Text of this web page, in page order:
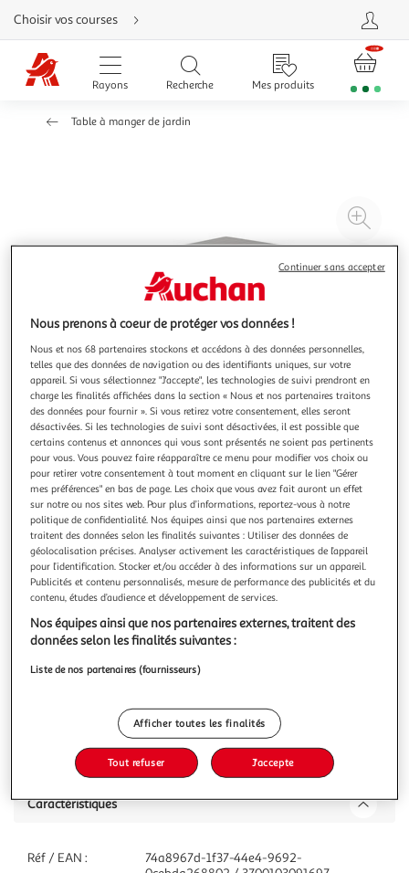
Aller
directement
au
contenu
Aller
directement
Aller
Choisir vos courses
Rayons Recherche Mes produits
Table à manger de jardin
à
PROLOISIRS
Table de jardin rectangulaire Lorita - graphite 110 x 71
x 70 cm
Les particularités du guéridon rectangulaire 110 x 70 cm
:Pratique : pliant, il se déplace et se range aisément.Châssis
acier, plateau aluminium.Idéal pour les petits extérieurs,
son utilisation au quotidien. Le piétement pliant du
guéridon
En savoir +
Vous voulez connaître le prix de ce produit ?
Afficher le prix
Description
Caractéristiques
Réf / EAN :
74a8967d-1f37-44e4-9692-
Nous prenons à coeur de protéger vos données !
Nous et nos 68 partenaires stockons et accédons à des données personnelles,
telles que des données de navigation ou des identifiants uniques, sur votre
appareil. Si vous sélectionnez "J'accepte", les technologies de suivi prendront en
charge les finalités affichées dans la section « Nous et nos partenaires traitons
des données pour fournir ». Si vous retirez votre consentement, elles seront
désactivées. Si les technologies de suivi sont désactivées, il est possible que
certains contenus et annonces qui vous sont présentés ne soient pas pertinents
pour vous. Vous pouvez faire réapparaître ce menu pour modifier vos choix ou
pour retirer votre consentement à tout moment en cliquant sur le lien "Gérer
mes préférences" en bas de page. Les choix que vous avez fait auront un effet
sur notre ou nos sites web. Pour plus d’informations, reportez-vous à notre
politique de confidentialité. Nos équipes ainsi que nos partenaires externes
traitent des données selon les finalités suivantes : Utiliser des données de
géolocalisation précises. Analyser activement les caractéristiques de l’appareil
pour l’identification. Stocker et/ou accéder à des informations sur un appareil.
Publicités et contenu personnalisés, mesure de performance des publicités et du
contenu, études d’audience et développement de services.
Nos équipes ainsi que nos partenaires externes, traitent des
données selon les finalités suivantes :
Liste de nos partenaires (fournisseurs)
Afficher toutes les finalités
Tout refuser J'accepte
Continuer sans accepter